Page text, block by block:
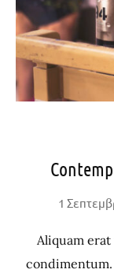
1
Aliquam